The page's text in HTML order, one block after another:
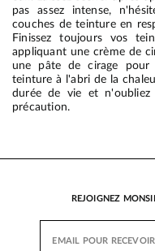
pas assez intense,
couches de teinture en
Finissez toujours vos
appliquant une crème de
une pâte de cirage pour
teinture à l'abri de la
durée de vie et
précaution.
REJOIGNEZ